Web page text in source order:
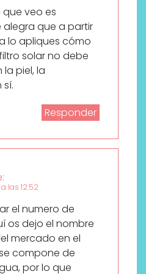
que veo es
alegra que a partir
lo apliques cómo
solar no debe
piel, la
Responder
a las 12:52
el numero de
os dejo el nombre
mercado en el
compone de
por lo que